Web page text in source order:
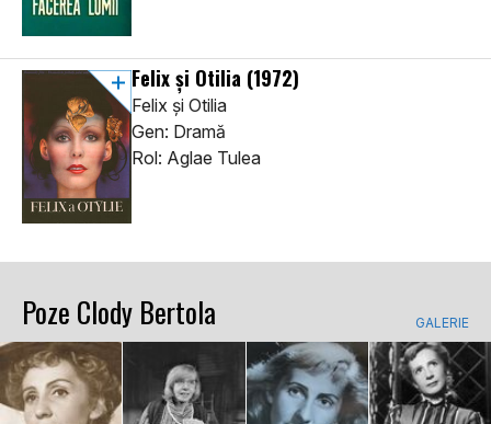
Felix și Otilia (1972)
Felix și Otilia
Gen: Dramă
Rol: Aglae Tulea
Poze Clody Bertola GALERIE